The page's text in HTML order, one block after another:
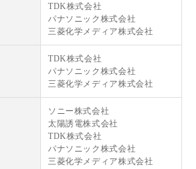
TDK株式会社
パナソニック株式会社
三菱化学メディア株式会社
TDK株式会社
パナソニック株式会社
三菱化学メディア株式会社
ソニー株式会社
太陽誘電株式会社
TDK株式会社
パナソニック株式会社
三菱化学メディア株式会社